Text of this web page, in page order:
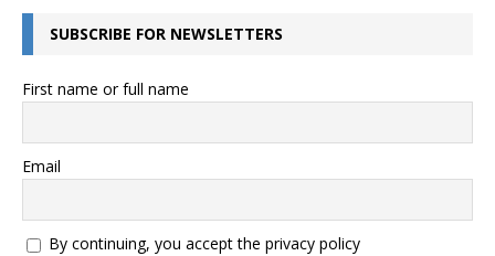
SUBSCRIBE FOR NEWSLETTERS
First name or full name
Email
By continuing, you accept the privacy policy